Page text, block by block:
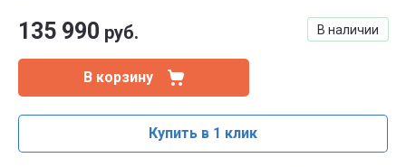
В наличии
135 990 руб.
В корзину
Купить в 1 клик